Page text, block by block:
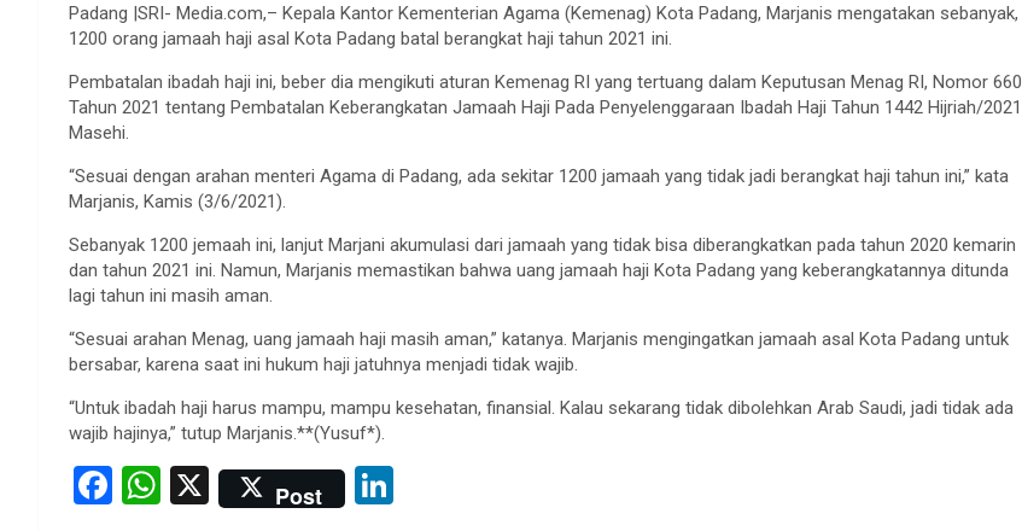
Padang |SRI- Media.com,– Kepala Kantor Kementerian Agama (Kemenag) Kota Padang, Marjanis mengatakan sebanyak,
1200 orang jamaah haji asal Kota Padang batal berangkat haji tahun 2021 ini.
Pembatalan ibadah haji ini, beber dia mengikuti aturan Kemenag RI yang tertuang dalam Keputusan Menag RI, Nomor 660
Tahun 2021 tentang Pembatalan Keberangkatan Jamaah Haji Pada Penyelenggaraan Ibadah Haji Tahun 1442 Hijriah/2021
Masehi.
“Sesuai dengan arahan menteri Agama di Padang, ada sekitar 1200 jamaah yang tidak jadi berangkat haji tahun ini,” kata
Marjanis, Kamis (3/6/2021).
Sebanyak 1200 jemaah ini, lanjut Marjani akumulasi dari jamaah yang tidak bisa diberangkatkan pada tahun 2020 kemarin
dan tahun 2021 ini. Namun, Marjanis memastikan bahwa uang jamaah haji Kota Padang yang keberangkatannya ditunda
lagi tahun ini masih aman.
“Sesuai arahan Menag, uang jamaah haji masih aman,” katanya. Marjanis mengingatkan jamaah asal Kota Padang untuk
bersabar, karena saat ini hukum haji jatuhnya menjadi tidak wajib.
“Untuk ibadah haji harus mampu, mampu kesehatan, finansial. Kalau sekarang tidak dibolehkan Arab Saudi, jadi tidak ada
wajib hajinya,” tutup Marjanis.**(Yusuf*).
F
W X Post